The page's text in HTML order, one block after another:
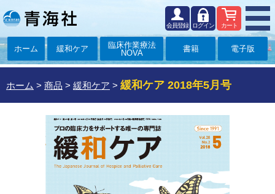
カート
ログイン
会員登録
ホーム 緩和ケア
臨床作業療法
NOVA
書籍 電子版
ホーム > 商品 > 緩和ケア > 緩和ケア 2018年5月号